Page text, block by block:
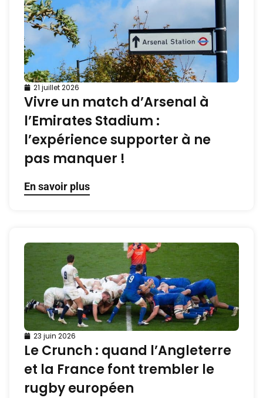
21 juillet 2026
Vivre un match d’Arsenal à
l’Emirates Stadium :
l’expérience supporter à ne
pas manquer !
En savoir plus
23 juin 2026
Le Crunch : quand l’Angleterre
et la France font trembler le
rugby européen